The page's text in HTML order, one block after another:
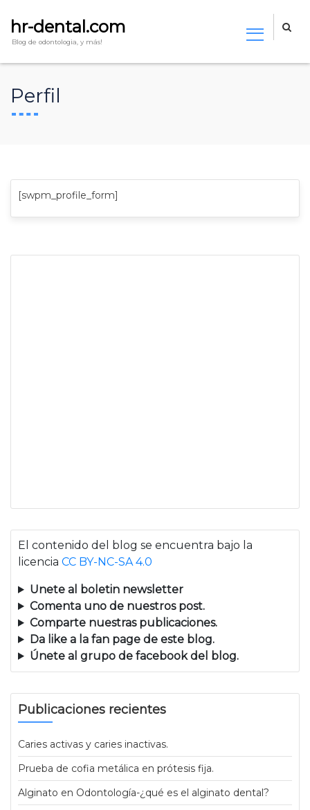
hr-dental.com
Blog de odontologia, y más!
Perfil
[swpm_profile_form]
El contenido del blog se encuentra bajo la
licencia CC BY-NC-SA 4.0
Unete al boletin newsletter
Comenta uno de nuestros post.
Comparte nuestras publicaciones.
Da like a la fan page de este blog.
Únete al grupo de facebook del blog.
Publicaciones recientes
Caries activas y caries inactivas.
Prueba de cofia metálica en prótesis fija.
Alginato en Odontología-¿qué es el alginato dental?